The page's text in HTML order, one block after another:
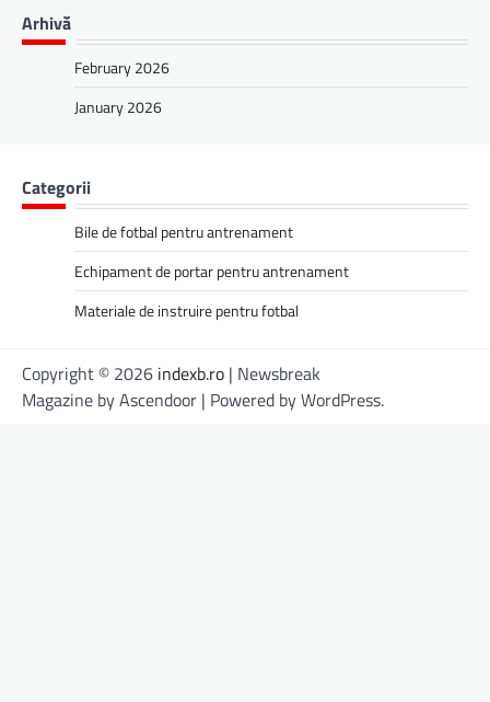
Arhivă
February 2026
January 2026
Categorii
Bile de fotbal pentru antrenament
Echipament de portar pentru antrenament
Materiale de instruire pentru fotbal
Copyright © 2026 indexb.ro | Newsbreak
Magazine byAscendoor | Powered byWordPress.